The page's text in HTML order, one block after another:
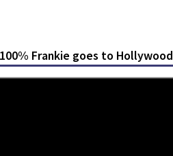
Frankie goes to Hollywood